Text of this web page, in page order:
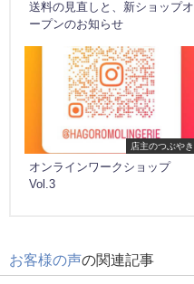
送料の見直しと、新ショップオ
ープンのお知らせ
店主のつぶやき
オンラインワークショップ
Vol.3
お客様の声の関連記事